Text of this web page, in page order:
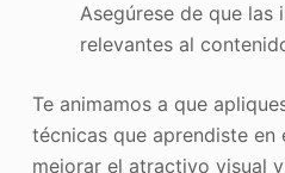
Asegúrese de que las
relevantes al
Te animamos a que
técnicas que aprendiste en
mejorar el atractivo visual